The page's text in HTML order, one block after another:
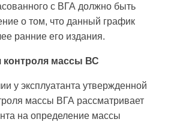
с ВГА должно быть
о том, что данный график
ранние его издания.
контроля массы ВС
у эксплуатанта утвержденной
массы ВГА рассматривает
на определение массы